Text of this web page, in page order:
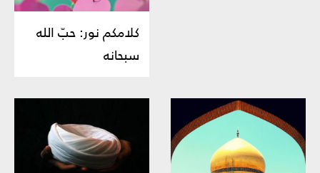
كلامكم نور: حبّ الله
سبحانه